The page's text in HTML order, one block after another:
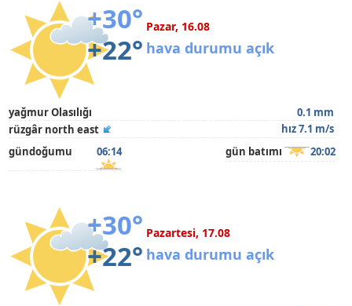
+30°
+22°
Pazar, 16.08
hava durumu açık
yağmur Olasılığı
0.1 mm
rüzgâr north east
hız 7.1 m/s
gündoğumu
06:14 gün batımı 20:02
+30°
+22°
Pazartesi, 17.08
hava durumu açık